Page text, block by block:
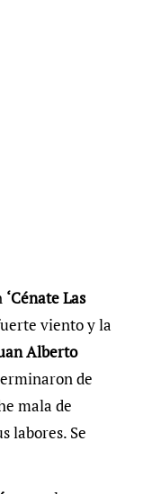
‘Cénate Las
viento y la
Alberto
de
mala de
labores. Se